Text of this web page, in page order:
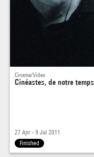
Cinema/Video
Cinéastes, de notre temps
27 Apr - 9 Jul 2011
Finished